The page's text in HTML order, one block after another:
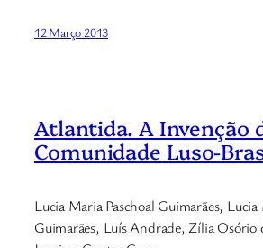
12 Março 2013
Atlantida. A Invenção
Comunidade Luso-
Lucia Maria Paschoal Guimarães, Lucia
Guimarães, Luís Andrade, Zília Osório